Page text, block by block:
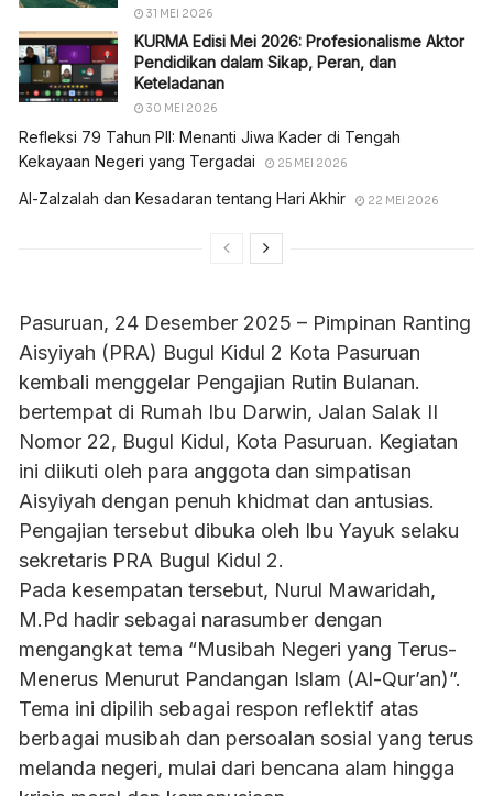
31 MEI 2026
KURMA Edisi Mei 2026: Profesionalisme Aktor
Pendidikan dalam Sikap, Peran, dan
Keteladanan
30 MEI 2026
Refleksi 79 Tahun PII: Menanti Jiwa Kader di Tengah
Kekayaan Negeri yang Tergadai
25 MEI 2026
Al-Zalzalah dan Kesadaran tentang Hari Akhir 22 MEI 2026
Pasuruan, 24 Desember 2025 – Pimpinan Ranting
Aisyiyah (PRA) Bugul Kidul 2 Kota Pasuruan
kembali menggelar Pengajian Rutin Bulanan.
bertempat di Rumah Ibu Darwin, Jalan Salak II
Nomor 22, Bugul Kidul, Kota Pasuruan. Kegiatan
ini diikuti oleh para anggota dan simpatisan
Aisyiyah dengan penuh khidmat dan antusias.
Pengajian tersebut dibuka oleh Ibu Yayuk selaku
sekretaris PRA Bugul Kidul 2.
Pada kesempatan tersebut, Nurul Mawaridah,
M.Pd hadir sebagai narasumber dengan
mengangkat tema “Musibah Negeri yang Terus-
Menerus Menurut Pandangan Islam (Al-Qur’an)”.
Tema ini dipilih sebagai respon reflektif atas
berbagai musibah dan persoalan sosial yang terus
melanda negeri, mulai dari bencana alam hingga